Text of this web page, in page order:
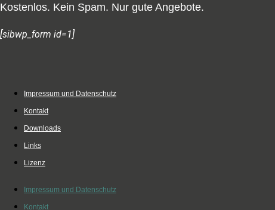
Kostenlos. Kein Spam. Nur gute Angebote.
[sibwp_form id=1]
Impressum und Datenschutz
Kontakt
Downloads
Links
Lizenz
Impressum und Datenschutz
Kontakt